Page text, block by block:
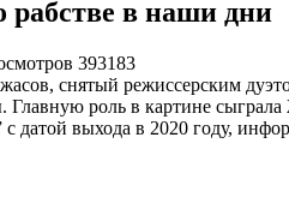
рабстве в наши дни
393183
снятый режиссерским
роль в картине
датой выхода в 2020 году,